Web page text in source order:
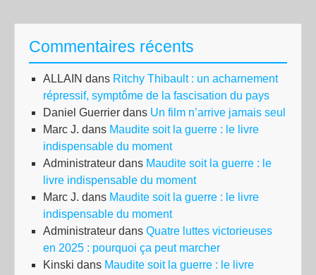
Commentaires récents
ALLAIN dans Ritchy Thibault : un acharnement
répressif, symptôme de la fascisation du pays
Daniel Guerrier dans Un film n’arrive jamais seul
Marc J. dans Maudite soit la guerre : le livre
indispensable du moment
Administrateur dans Maudite soit la guerre : le
livre indispensable du moment
Marc J. dans Maudite soit la guerre : le livre
indispensable du moment
Administrateur dans Quatre luttes victorieuses
en 2025 : pourquoi ça peut marcher
Kinski dans Maudite soit la guerre : le livre